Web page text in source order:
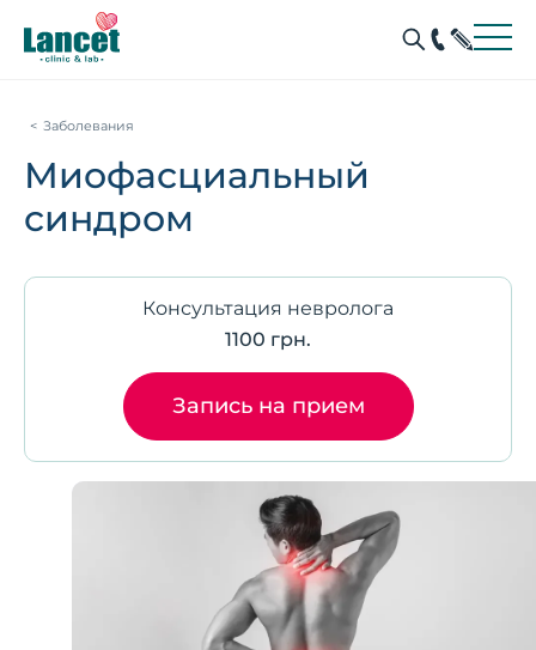
Заболевания
Миофасциальный
синдром
Консультация невролога
1100 грн.
Запись на прием